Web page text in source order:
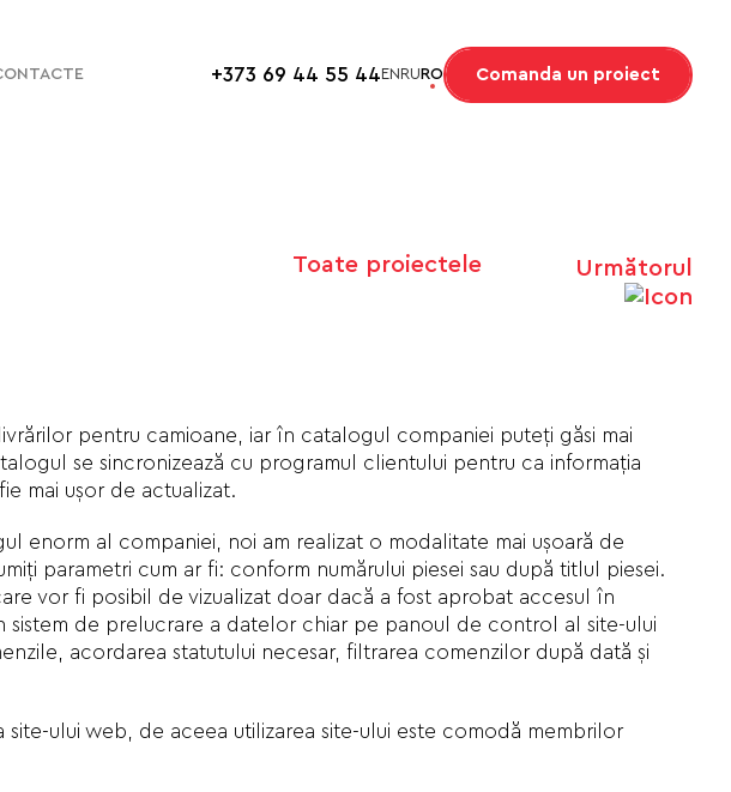
+373 69 44 55 44ENRURO Comanda un proiect
Toate proiectele Următorul
pentru camioane, iar în catalogul companiei puteți găsi mai
se sincronizează cu programul clientului pentru ca informația
mai ușor de actualizat.
enorm al companiei, noi am realizat o modalitate mai ușoară de
parametri cum ar fi: conform numărului piesei sau după titlul piesei.
vor fi posibil de vizualizat doar dacă a fost aprobat accesul în
sistem de prelucrare a datelor chiar pe panoul de control al site-ului
acordarea statutului necesar, filtrarea comenzilor după dată și
ului web, de aceea utilizarea site-ului este comodă membrilor